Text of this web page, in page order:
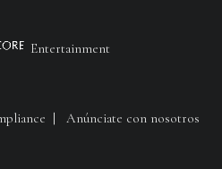
Entertainment
| Anúnciate con nosotros